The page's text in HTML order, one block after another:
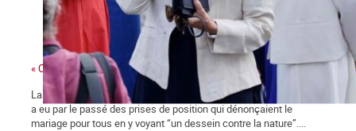
« Ces gens-là »
La ministre des collectivités territoriales, issue des Républicains,
a eu par le passé des prises de position qui dénonçaient le
mariage pour tous en y voyant “un dessein contre la nature”....